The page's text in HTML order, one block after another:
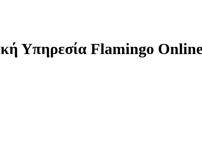
Υπηρεσία Flamingo